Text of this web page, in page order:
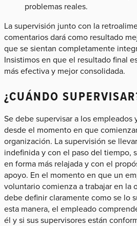
problemas reales.
La supervisión junto con la
comentarios dará como resultado
que se sientan completamente
Insistimos en que el resultado final
más efectiva y mejor consolidada.
¿CUÁNDO
Se debe supervisar a los empleados
desde el momento en que
organización. La supervisión se
indefinida y con el paso del tiempo,
en forma más relajada y con el
apoyo. En el momento en que un
voluntario comienza a trabajar en la
debe definir claramente como se lo
esta manera, el empleado
él y si sus supervisores están